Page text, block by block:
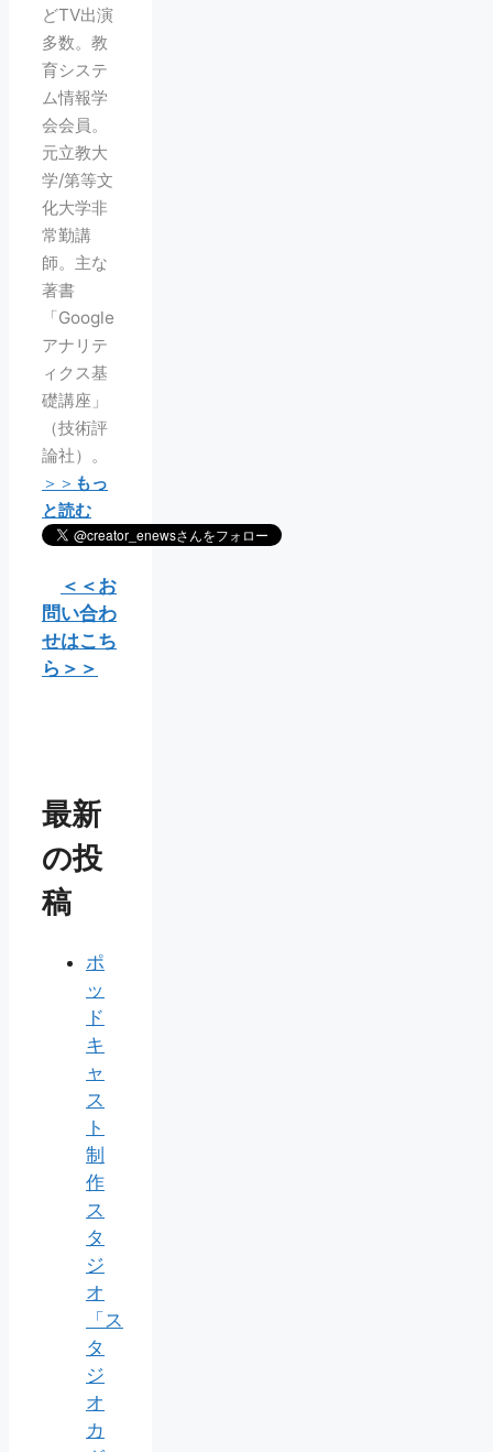
どTV出演
多数。教
育システ
ム情報学
会会員。
元立教大
学/第等文
化大学非
常勤講
師。主な
著書
「Google
アナリテ
ィクス基
礎講座」
（技術評
論社）。
＞＞ もっ
と読む
＜＜お
問い合わ
せはこち
ら＞＞
最新
の投
稿
ポ
ッ
ド
キ
ャ
ス
ト
制
作
ス
タ
ジ
オ
「ス
タ
ジ
オ
カ